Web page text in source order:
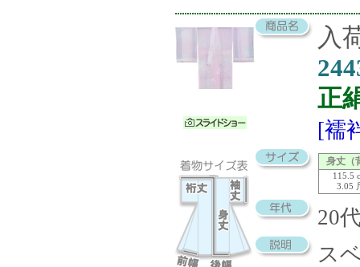
入
正
[襦
身丈（
115.5
3.05
20
ス